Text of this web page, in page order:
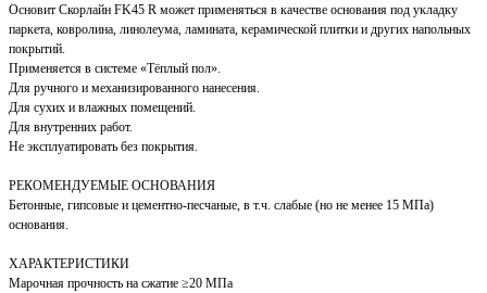
Основит Скорлайн FK45 R может применяться в качестве основания под укладку
паркета, ковролина, линолеума, ламината, керамической плитки и других напольных
покрытий.
Применяется в системе «Тёплый пол».
Для ручного и механизированного нанесения.
Для сухих и влажных помещений.
Для внутренних работ.
Не эксплуатировать без покрытия.
РЕКОМЕНДУЕМЫЕ ОСНОВАНИЯ
Бетонные, гипсовые и цементно-песчаные, в т.ч. слабые (но не менее 15 МПа)
основания.
ХАРАКТЕРИСТИКИ
Марочная прочность на сжатие ≥20 МПа